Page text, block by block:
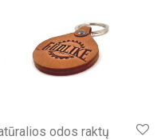
odos raktų